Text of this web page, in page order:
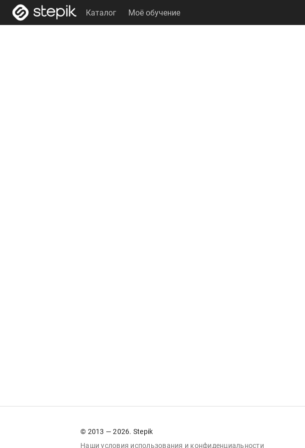
Каталог Моё обучение
© 2013 — 2026. Stepik
Наши условия использования и конфиденциальности